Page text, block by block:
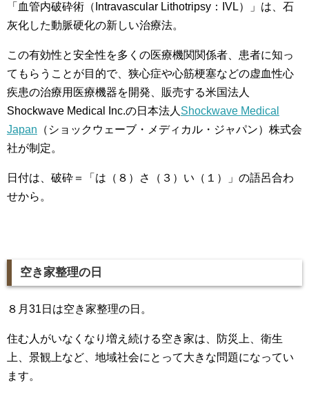
「血管内破砕術（Intravascular Lithotripsy：IVL）」は、石
灰化した動脈硬化の新しい治療法。
この有効性と安全性を多くの医療機関関係者、患者に知っ
てもらうことが目的で、狭心症や心筋梗塞などの虚血性心
疾患の治療用医療機器を開発、販売する米国法人
Shockwave Medical Inc.の日本法人 Shockwave Medical
Japan （ショックウェーブ・メディカル・ジャパン）株式会
社が制定。
日付は、破砕＝「は（８）さ（３）い（１）」の語呂合わ
せから。
空き家整理の日
８月31日は空き家整理の日。
住む人がいなくなり増え続ける空き家は、防災上、衛生
上、景観上など、地域社会にとって大きな問題になってい
ます。